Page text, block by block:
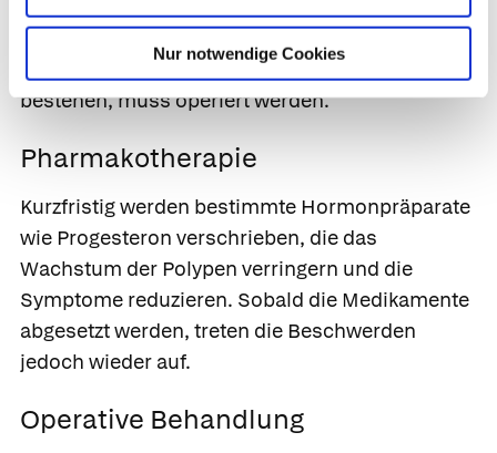
Nur notwendige Cookies
Polypen lösen sich aufgrund von
Hormonschwankungen von selbst wieder auf.
Sollte jedoch die Gefahr von Gebärmutterkrebs
bestehen, muss operiert werden.
Pharmakotherapie
Kurzfristig werden bestimmte Hormonpräparate
wie Progesteron verschrieben, die das
Wachstum der Polypen verringern und die
Symptome reduzieren. Sobald die Medikamente
abgesetzt werden, treten die Beschwerden
jedoch wieder auf.
Operative Behandlung